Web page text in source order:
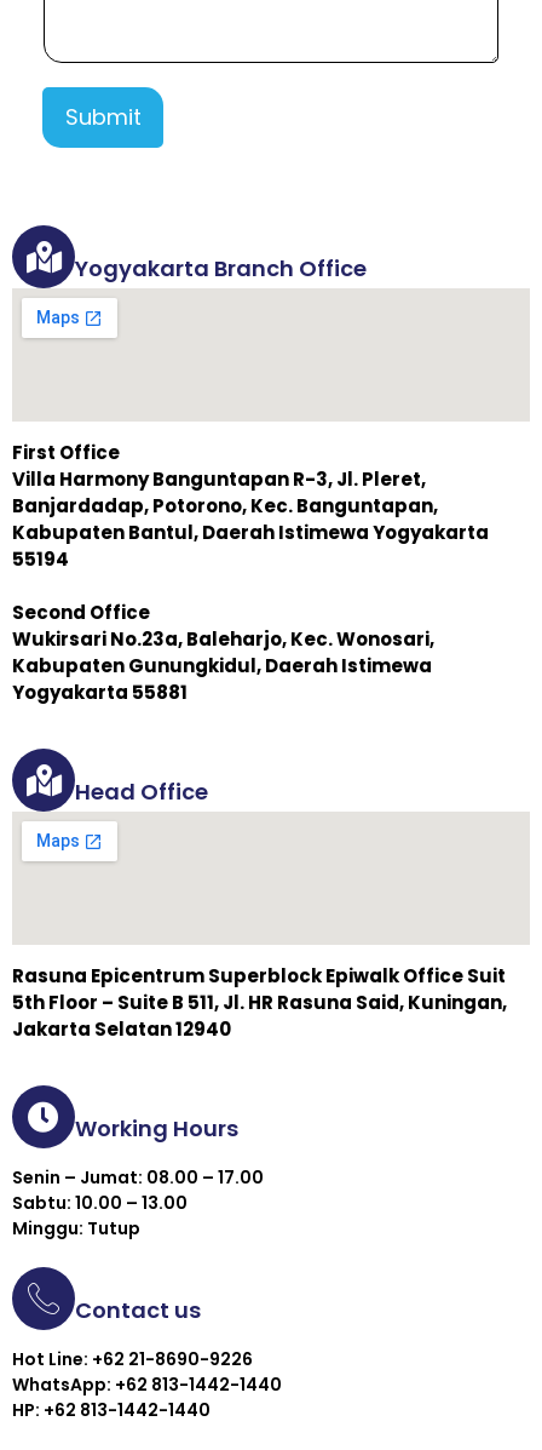
Submit
Yogyakarta Branch Office
First Office
Villa Harmony Banguntapan R-3, Jl. Pleret,
Banjardadap, Potorono, Kec. Banguntapan,
Kabupaten Bantul, Daerah Istimewa Yogyakarta
55194
Second Office
Wukirsari No.23a, Baleharjo, Kec. Wonosari,
Kabupaten Gunungkidul, Daerah Istimewa
Yogyakarta 55881
Head Office
Rasuna Epicentrum Superblock Epiwalk Office Suit
5th Floor – Suite B 511, Jl. HR Rasuna Said, Kuningan,
Jakarta Selatan 12940
Working Hours
Senin – Jumat: 08.00 – 17.00
Sabtu: 10.00 – 13.00
Minggu: Tutup
Contact us
Hot Line: +62 21-8690-9226
WhatsApp: +62 813-1442-1440
HP: +62 813-1442-1440